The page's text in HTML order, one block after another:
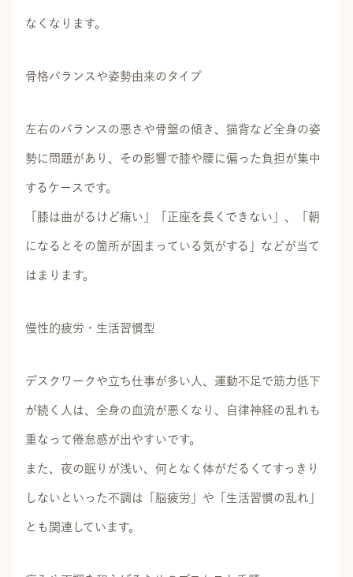
なくなります。
骨格バランスや姿勢由来のタイプ
左右のバランスの悪さや骨盤の傾き、猫背など全身の姿
勢に問題があり、その影響で膝や腰に偏った負担が集中
するケースです。
「膝は曲がるけど痛い」「正座を長くできない」、「朝
になるとその箇所が固まっている気がする」などが当て
はまります。
慢性的疲労・生活習慣型
デスクワークや立ち仕事が多い人、運動不足で筋力低下
が続く人は、全身の血流が悪くなり、自律神経の乱れも
重なって倦怠感が出やすいです。
また、夜の眠りが浅い、何となく体がだるくてすっきり
しないといった不調は「脳疲労」や「生活習慣の乱れ」
とも関連しています。